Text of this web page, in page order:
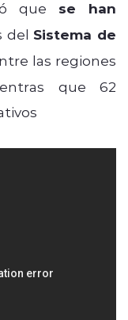
que se han
del Sistema de
las regiones
que 62